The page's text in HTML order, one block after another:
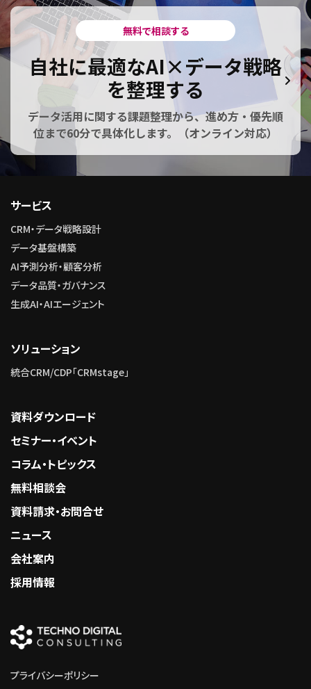
無料で相談する
自社に最適なAI×データ戦略
を整理する
データ活用に関する課題整理から、進め方・優先順
位まで60分で具体化します。（オンライン対応）
サービス
CRM・データ戦略設計
データ基盤構築
AI予測分析・顧客分析
データ品質・ガバナンス
生成AI・AIエージェント
ソリューション
統合CRM/CDP「CRMstage」
資料ダウンロード
セミナー・イベント
コラム・トピックス
無料相談会
資料請求・お問合せ
ニュース
会社案内
採用情報
プライバシーポリシー